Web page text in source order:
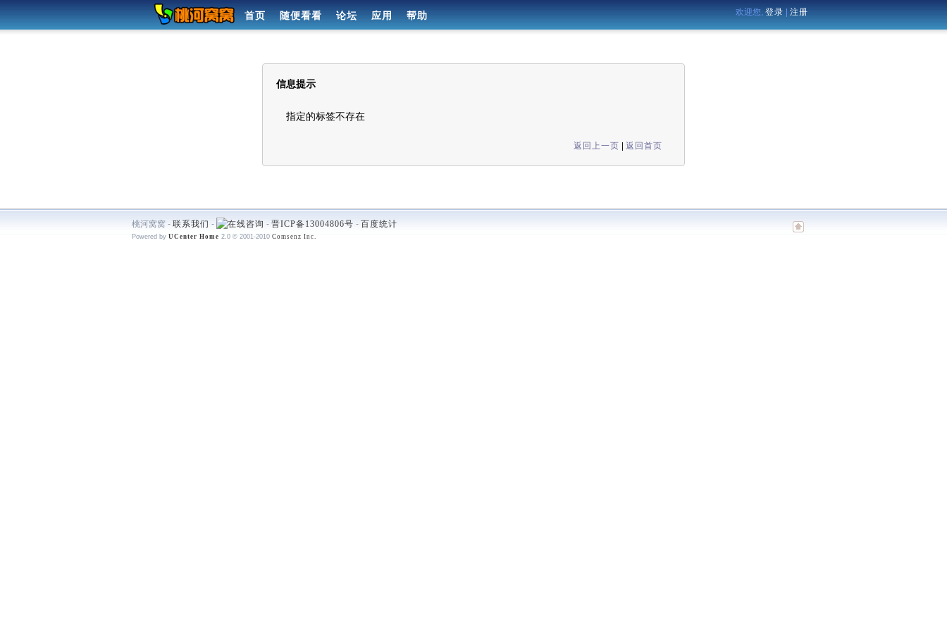
首页 随便看看 论坛 应用 帮助 欢迎您, 登录 注册
信息提示
指定的标签不存在
返回上一页 返回首页
桃河窝窝 - 联系我们 - - 晋ICP备13004806号 - 百度统计
Powered by UCenter Home 2.0 © 2001-2010 Comsenz Inc.